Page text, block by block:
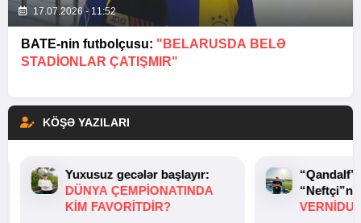
17.07.2026 - 11:52
BATE-nin futbolçusu: "BELARUSDA BELƏ
STADIONLAR ÇATIŞMIR"
KÖŞƏ YAZILARI
Yuxusuz gecələr başlayır:
DÜNYA ÇEMPIONATINDA
KIM FAVORITDIR?